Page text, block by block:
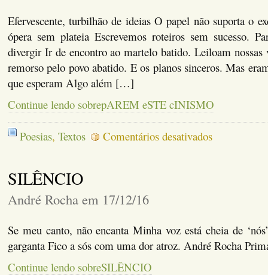
Efervescente, turbilhão de ideias O papel não suporta o
ópera sem plateia Escrevemos roteiros sem sucesso.
divergir Ir de encontro ao martelo batido. Leiloam
remorso pelo povo abatido. E os planos sinceros. Mas
que esperam Algo além […]
Continue lendo sobrepAREM eSTE cINISMO
Poesias, Textos Comentários desativadosem
pAREM
SILÊNCIO
André Rocha em 17/12/16
Se meu canto, não encanta Minha voz está cheia de
garganta Fico a sós com uma dor atroz. André Rocha
Continue lendo sobreSILÊNCIO